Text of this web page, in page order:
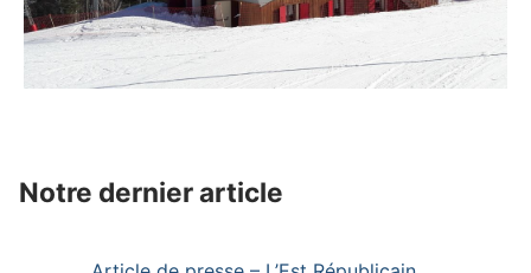
Notre dernier article